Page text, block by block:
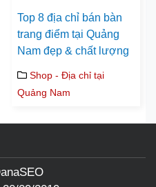
Top 8 địa chỉ bán bàn
trang điểm tại Quảng
Nam đẹp & chất lượng
Shop - Địa chỉ tại
Quảng Nam